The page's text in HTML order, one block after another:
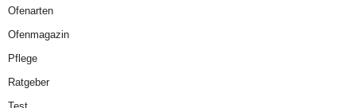
Ofenarten
Ofenmagazin
Pflege
Ratgeber